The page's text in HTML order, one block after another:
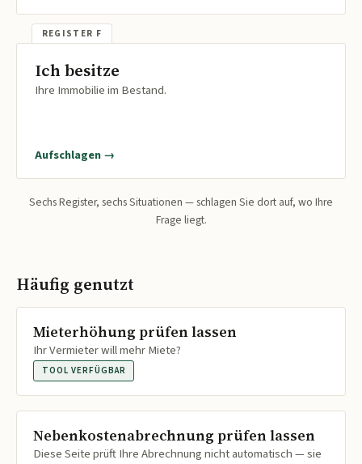
Ich besitze
Ihre Immobilie im Bestand.
Aufschlagen →
Sechs Register, sechs Situationen — schlagen Sie dort auf, wo Ihre
Frage liegt.
Häufig genutzt
Mieterhöhung prüfen lassen
Ihr Vermieter will mehr Miete?
TOOL VERFÜGBAR
Nebenkostenabrechnung prüfen lassen
Diese Seite prüft Ihre Abrechnung nicht automatisch — sie